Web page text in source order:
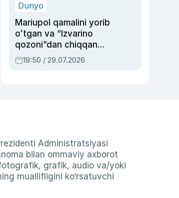
Dunyo
Mariupol qamalini yorib
oʻtgan va “Izvarino
qozoni”dan chiqqan
qahramon — Ukraina
armiyasi bosh
19:50 / 29.07.2026
Administratsiyasi
bilan ommaviy axborot
grafik, audio va/yoki
muallifligini ko‘rsatuvchi